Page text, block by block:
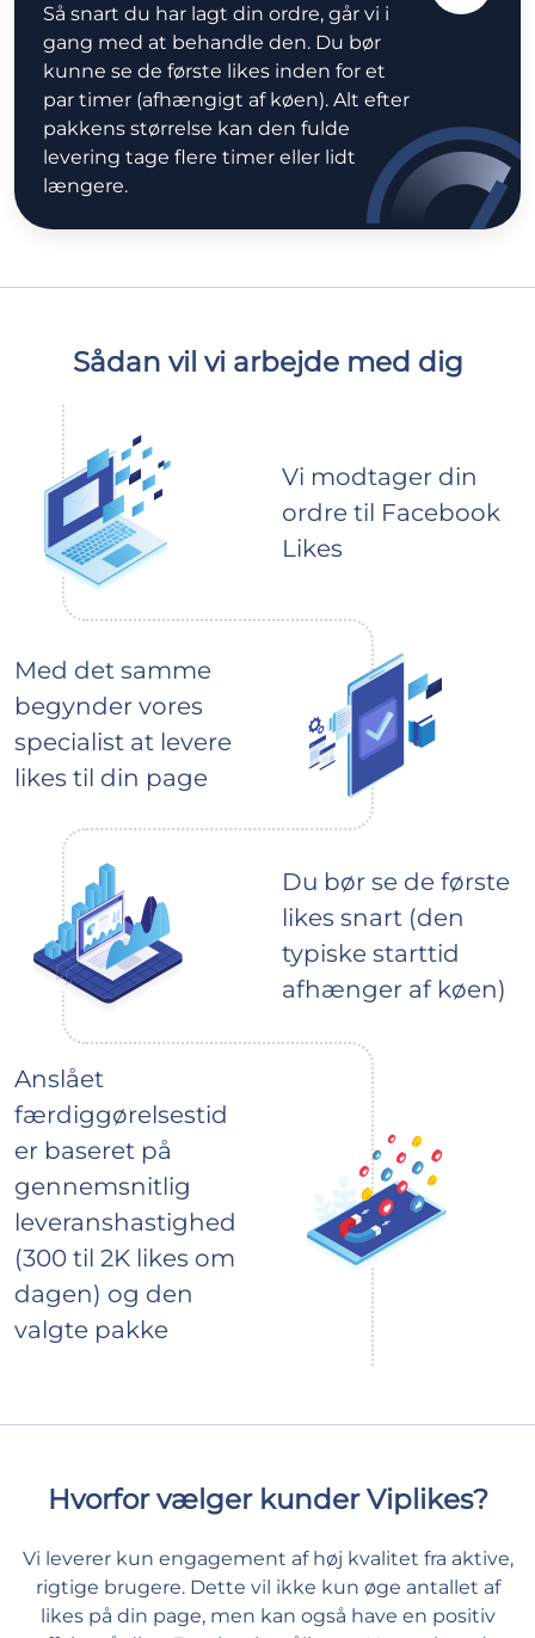
Så snart du har lagt din ordre, går vi i
gang med at behandle den. Du bør
kunne se de første likes inden for et
par timer (afhængigt af køen). Alt efter
pakkens størrelse kan den fulde
levering tage flere timer eller lidt
længere.
Sådan vil vi arbejde med dig
Vi modtager din
ordre til Facebook
Likes
Med det samme
begynder vores
specialist at levere
likes til din page
Du bør se de første
likes snart (den
typiske starttid
afhænger af køen)
Anslået
færdiggørelsestid
er baseret på
gennemsnitlig
leveranshastighed
(300 til 2K likes om
dagen) og den
valgte pakke
Hvorfor vælger kunder Viplikes?
Vi leverer kun engagement af høj kvalitet fra aktive,
rigtige brugere. Dette vil ikke kun øge antallet af
likes på din page, men kan også have en positiv